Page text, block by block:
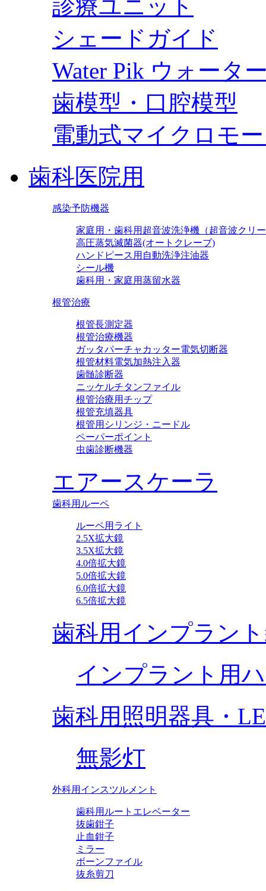
診療ユニット
シェードガイド
Water Pik ウォータ
歯模型・口腔模型
電動式マイクロモ
歯科医院用
感染予防機器
家庭用・歯科用超音波洗浄機（超音波クリ
高圧蒸気滅菌器(オートクレーブ)
ハンドピース用自動洗浄注油器
シール機
歯科用・家庭用蒸留水器
根管治療
根管長測定器
根管治療機器
ガッタパーチャカッター電気切断器
根管材料電気加熱注入器
歯髄診断器
ニッケルチタンファイル
根管治療用チップ
根管充填器具
根管用シリンジ・ニードル
ペーパーポイント
虫歯診断機器
エアースケーラ
歯科用ルーペ
ルーペ用ライト
2.5X拡大鏡
3.5X拡大鏡
4.0倍拡大鏡
5.0倍拡大鏡
6.0倍拡大鏡
6.5倍拡大鏡
歯科用インプラン
インプラント用
歯科用照明器具・
無影灯
外科用インスツルメント
歯科用ルートエレベーター
抜歯鉗子
止血鉗子
ミラー
ボーンファイル
抜糸剪刀